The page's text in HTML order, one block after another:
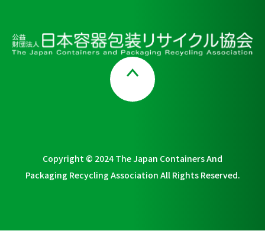
Copyright © 2024 The Japan Containers And
Packaging Recycling Association All Rights Reserved.